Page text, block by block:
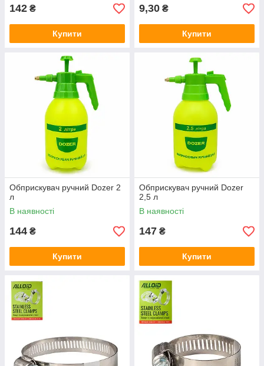
142 ₴
Купити
9,30 ₴
Купити
Обприскувач ручний Dozer 2
л
В наявності
144 ₴
Купити
Обприскувач ручний Dozer
2,5 л
В наявності
147 ₴
Купити